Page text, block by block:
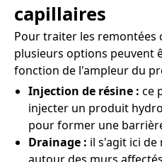
capillaires
Pour traiter les remontées
plusieurs options peuvent
fonction de l'ampleur du
Injection de résine : ce
injecter un produit
pour former une
Drainage : il s'agit ici
autour des murs